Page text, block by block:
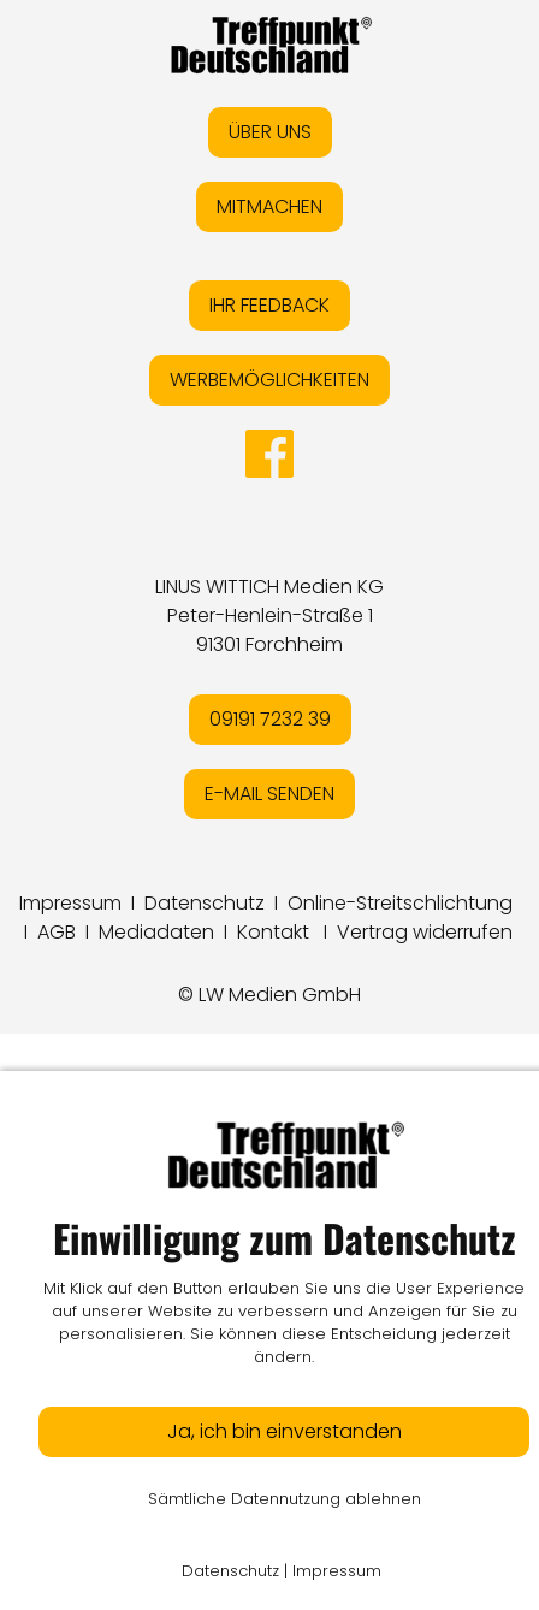
ÜBER UNS
MITMACHEN
IHR FEEDBACK
WERBEMÖGLICHKEITEN
LINUS WITTICH Medien KG
Peter-Henlein-Straße 1
91301 Forchheim
09191 7232 39
E-MAIL SENDEN
Impressum I Datenschutz I Online-Streitschlichtung
I AGB I Mediadaten I Kontakt I Vertrag widerrufen
© LW Medien GmbH
Einwilligung zum Datenschutz
Mit Klick auf den Button erlauben Sie uns die User Experience
auf unserer Website zu verbessern und Anzeigen für Sie zu
personalisieren. Sie können diese Entscheidung jederzeit
ändern.
Ja, ich bin einverstanden
Sämtliche Datennutzung ablehnen
Datenschutz | Impressum